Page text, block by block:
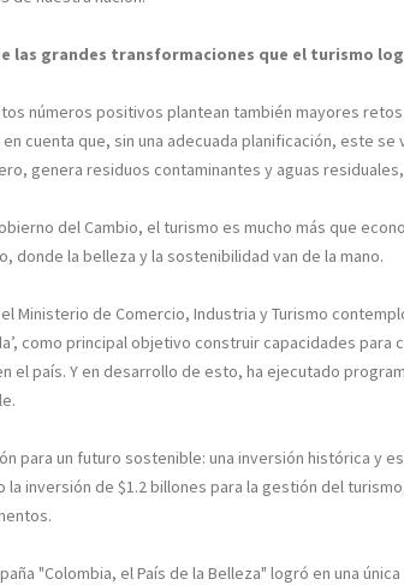
las grandes transformaciones que el turismo
números positivos plantean también mayores
cuenta que, sin una adecuada planificación, este
genera residuos contaminantes y aguas
del Cambio, el turismo es mucho más que
donde la belleza y la sostenibilidad van de la mano.
Ministerio de Comercio, Industria y Turismo
como principal objetivo construir capacidades
el país. Y en desarrollo de esto, ha ejecutado
para un futuro sostenible: una inversión histórica y
la inversión de $1.2 billones para la gestión del
"Colombia, el País de la Belleza" logró en una